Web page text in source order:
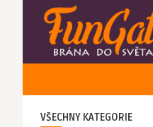
VŠECHNY KATEGORIE